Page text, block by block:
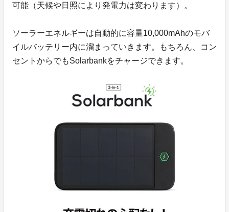
可能（天候や日照により発電力は変わります）。
ソーラーエネルギーは自動的に容量10,000mAhのモバ
イルバッテリー内に溜まっていきます。もちろん、コン
セントからでもSolarbankをチャージできます。